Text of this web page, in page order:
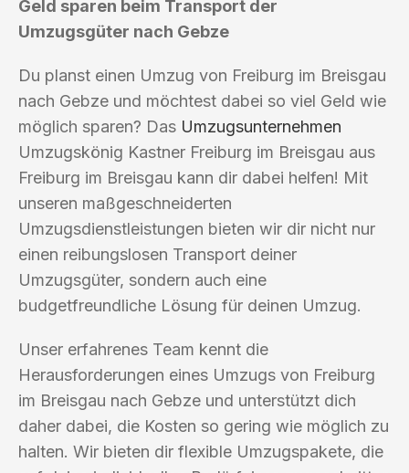
Geld sparen beim Transport der
Umzugsgüter nach Gebze
Du planst einen Umzug von Freiburg im Breisgau
nach Gebze und möchtest dabei so viel Geld wie
möglich sparen? Das Umzugsunternehmen
Umzugskönig Kastner Freiburg im Breisgau aus
Freiburg im Breisgau kann dir dabei helfen! Mit
unseren maßgeschneiderten
Umzugsdienstleistungen bieten wir dir nicht nur
einen reibungslosen Transport deiner
Umzugsgüter, sondern auch eine
budgetfreundliche Lösung für deinen Umzug.
Unser erfahrenes Team kennt die
Herausforderungen eines Umzugs von Freiburg
im Breisgau nach Gebze und unterstützt dich
daher dabei, die Kosten so gering wie möglich zu
halten. Wir bieten dir flexible Umzugspakete, die